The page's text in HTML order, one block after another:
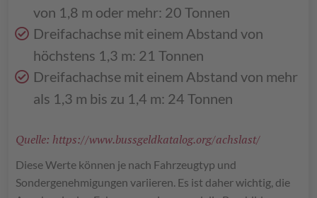
von 1,8 m oder mehr: 20 Tonnen
Dreifachachse mit einem Abstand von
höchstens 1,3 m: 21 Tonnen
Dreifachachse mit einem Abstand von mehr
als 1,3 m bis zu 1,4 m: 24 Tonnen
Quelle: https://www.bussgeldkatalog.org/achslast/
Diese Werte können je nach Fahrzeugtyp und
Sondergenehmigungen variieren. Es ist daher wichtig, die